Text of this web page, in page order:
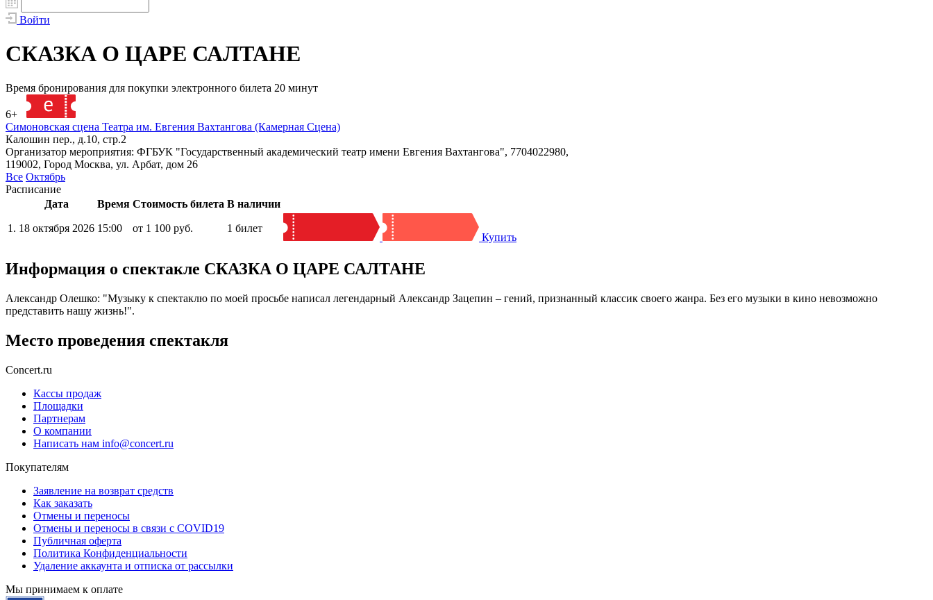
Войти
СКАЗКА О ЦАРЕ САЛТАНЕ
Время бронирования для покупки электронного билета 20 минут
6+
Симоновская сцена Театра им. Евгения Вахтангова (Камерная Сцена)
Калошин пер., д.10, стр.2
Организатор мероприятия: ФГБУК "Государственный академический театр имени Евгения Вахтангова", 7704022980,
119002, Город Москва, ул. Арбат, дом 26
Все Октябрь
Расписание
Дата
Время Стоимость билета В наличии
1. 18 октября 2026 15:00 от 1 100 руб. 1 билет
Купить
Информация о спектакле СКАЗКА О ЦАРЕ САЛТАНЕ
Александр Олешко: "Музыку к спектаклю по моей просьбе написал легендарный Александр Зацепин – гений, признанный классик своего жанра. Без его музыки в кино невозможно
представить нашу жизнь!".
Место проведения спектакля
Concert.ru
Кассы продаж
Площадки
Партнерам
О компании
Написать нам info@concert.ru
Покупателям
Заявление на возврат средств
Как заказать
Отмены и переносы
Отмены и переносы в связи с COVID19
Публичная оферта
Политика Конфиденциальности
Удаление аккаунта и отписка от рассылки
Мы принимаем к оплате